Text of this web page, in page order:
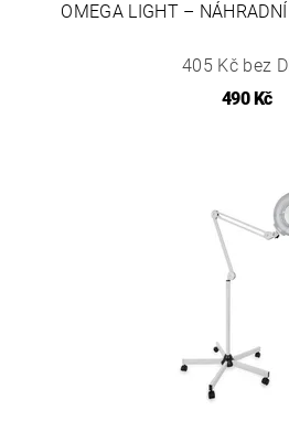
OMEGA LIGHT –
405 Kč bez
490 Kč